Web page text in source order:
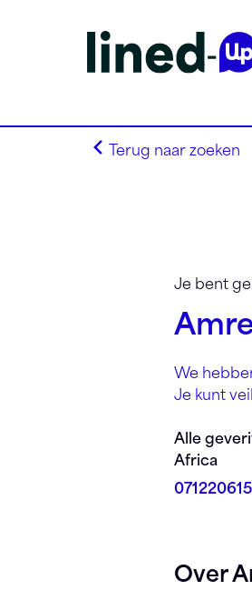
Terug naar zoeken
Je bent
We
Je kunt
Alle
Africa
Over
Zoek op alfabet
Zoek op netnummer
Lined-Up Business
Stel je vragen
Registreren